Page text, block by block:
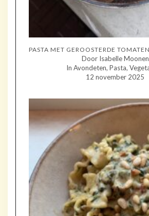
Door Isabelle Moonen
In Avondeten, Pasta,
12 november 2025